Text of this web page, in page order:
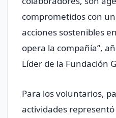
comprometidos con
acciones sostenibles
opera la compañía”,
Líder de la Fundación
Para los voluntarios,
actividades